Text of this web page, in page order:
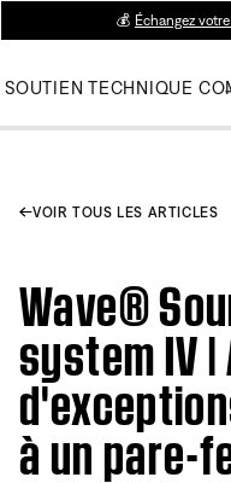
💰 Échangez
SOUTIEN TECHNIQUE
VOIR TOUS LES ARTICLES
Wave®
system IV
à un pare-